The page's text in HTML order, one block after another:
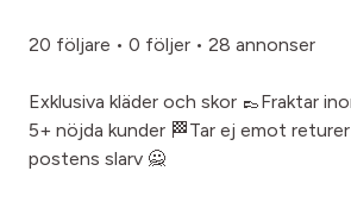
20 följare • 0 följer • 28 annonser
Exklusiva kläder och skor 👞Fraktar
5+ nöjda kunder 🏁Tar ej emot
postens slarv 🙅